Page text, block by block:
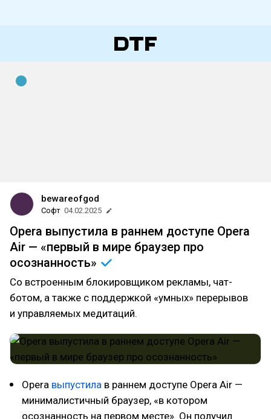
bewareofgod
Софт 04.02.2025
Opera выпустила в раннем доступе Opera
Air — «первый в мире браузер про
осознанность»
Со встроенным блокировщиком рекламы, чат-
ботом, а также с поддержкой «умных» перерывов
и управляемых медитаций.
Opera выпустила в раннем доступе Opera Air —
минималистичный браузер, «в котором
осознанность на первом месте». Он получил